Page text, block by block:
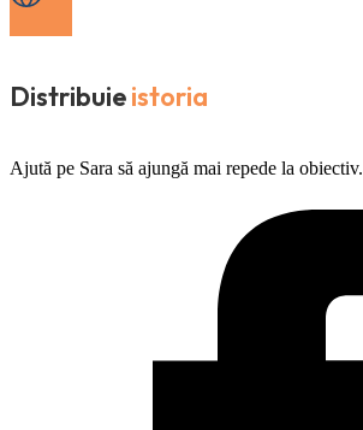
Distribuieistoria
Ajută pe Sara să ajungă mai repede la obiectiv.